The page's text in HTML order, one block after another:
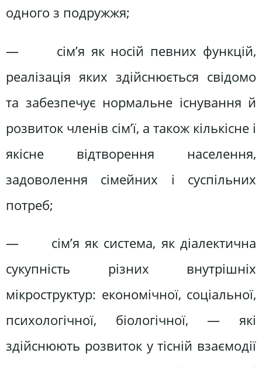
одного з подружжя;
— сім’я як носій певних функцій,
реалізація яких здійснюється свідомо
та забезпечує нормальне існування й
розвиток членів сім’ї, а також кількісне і
якісне відтворення населення,
задоволення сімейних і суспільних
потреб;
— сім’я як система, як діалектична
сукупність різних внутрішніх
мікроструктур: економічної, соціальної,
психологічної, біологічної, — які
здійснюють розвиток у тісній взаємодії